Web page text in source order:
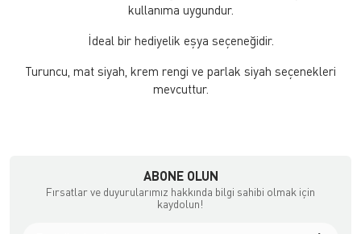
kullanıma uygundur.
İdeal bir hediyelik eşya seçeneğidir.
Turuncu, mat siyah, krem rengi ve parlak siyah seçenekleri
mevcuttur.
ABONE OLUN
Fırsatlar ve duyurularımız hakkında bilgi sahibi olmak için
kaydolun!